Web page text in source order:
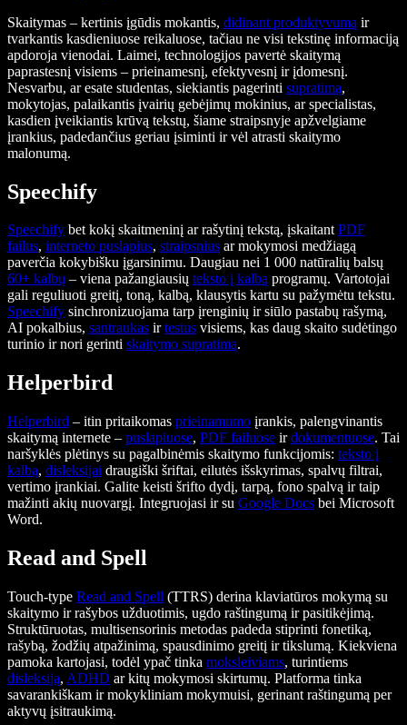
Skaitymas – kertinis įgūdis mokantis, didinant produktyvumą ir
tvarkantis kasdieniuose reikaluose, tačiau ne visi tekstinę informaciją
apdoroja vienodai. Laimei, technologijos pavertė skaitymą
paprastesnį visiems – prieinamesnį, efektyvesnį ir įdomesnį.
Nesvarbu, ar esate studentas, siekiantis pagerinti supratimą,
mokytojas, palaikantis įvairių gebėjimų mokinius, ar specialistas,
kasdien įveikiantis krūvą tekstų, šiame straipsnyje apžvelgiame
įrankius, padedančius geriau įsiminti ir vėl atrasti skaitymo
malonumą.
Speechify
Speechify bet kokį skaitmeninį ar rašytinį tekstą, įskaitantPDF
failus, interneto puslapius, straipsnius ar mokymosi medžiagą
paverčia kokybišku įgarsinimu. Daugiau nei 1 000 natūralių balsų
60+ kalbų – viena pažangiausių teksto į kalbą programų. Vartotojai
gali reguliuoti greitį, toną, kalbą, klausytis kartu su pažymėtu tekstu.
Speechify sinchronizuojama tarp įrenginių ir siūlo pastabų rašymą,
AI pokalbius, santraukas irtestus visiems, kas daug skaito sudėtingo
turinio ir nori gerinti skaitymo supratimą.
Helperbird
Helperbird – itin pritaikomas prieinamumo įrankis, palengvinantis
skaitymą internete – puslapiuose, PDF failuose irdokumentuose. Tai
naršyklės plėtinys su pagalbinėmis skaitymo funkcijomis: teksto į
kalbą, disleksijai draugiški šriftai, eilutės išskyrimas, spalvų filtrai,
vertimo įrankiai. Galite keisti šrifto dydį, tarpą, fono spalvą ir taip
mažinti akių nuovargį. Integruojasi ir su Google Docs bei Microsoft
Word.
Read and Spell
Touch-type Read and Spell (TTRS) derina klaviatūros mokymą su
skaitymo ir rašybos užduotimis, ugdo raštingumą ir pasitikėjimą.
Struktūruotas, multisensorinis metodas padeda stiprinti fonetiką,
rašybą, žodžių atpažinimą, spausdinimo greitį ir tikslumą. Kiekviena
pamoka kartojasi, todėl ypač tinka moksleiviams, turintiems
disleksiją, ADHD ar kitų mokymosi skirtumų. Platforma tinka
savarankiškam ir mokykliniam mokymuisi, gerinant raštingumą per
aktyvų įsitraukimą.